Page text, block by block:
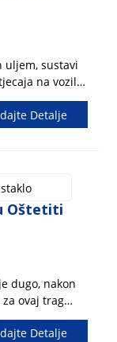
uljem, sustavi
na vozilo.
dodaju u
postoji iDetalje
Oštetiti
dugo, nakon
ovaj trag
kako
je napuniti
Detalje